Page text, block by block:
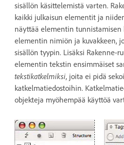
sisällön käsittelemistä varten.
kaikki julkaisun elementit ja
näyttää elementin tunnistamisen
elementin nimiön ja kuvakkeen,
sisällön tyypin. Lisäksi Rakenne-
elementin tekstin ensimmäiset
tekstikatkelmiksi, joita ei pidä
katkelmatiedostoihin.
objekteja myöhempää käyttöä